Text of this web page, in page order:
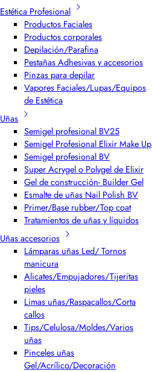
Estética Profesional
Productos Faciales
Productos corporales
Depilación/Parafina
Pestañas Adhesivas y accesorios
Pinzas para depilar
Vapores Faciales/Lupas/Equipos
de Estética
Uñas
Semigel profesional BV25
Semigel Profesional Elixir Make Up
Semigel profesional BV
Super Acrygel o Polygel de Elixir
Gel de construcción- Builder Gel
Esmalte de uñas Nail Polish BV
Primer/Base rubber/Top coat
Tratamientos de uñas y líquidos
Uñas accesorios
Lámparas uñas Led/ Tornos
manicura
Alicates/Empujadores/Tijeritas
pieles
Limas uñas/Raspacallos/Corta
callos
Tips/Celulosa/Moldes/Varios
uñas
Pinceles uñas
Gel/Acrílico/Decoración